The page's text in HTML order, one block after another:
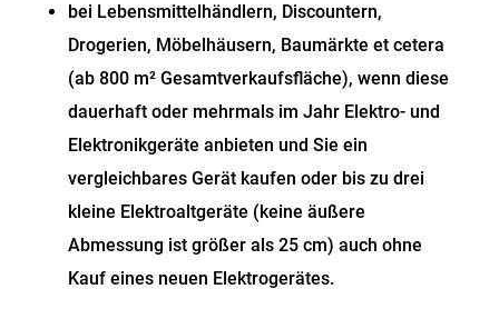
bei Lebensmittelhändlern, Discountern,
Drogerien, Möbelhäusern, Baumärkteet cetera
(ab 800 m² Gesamtverkaufsfläche), wenn diese
dauerhaft oder mehrmals im Jahr Elektro- und
Elektronikgeräte anbieten und Sie ein
vergleichbares Gerät kaufen oder bis zu drei
kleine Elektroaltgeräte (keine äußere
Abmessung ist größer als 25 cm) auch ohne
Kauf eines neuen Elektrogerätes.